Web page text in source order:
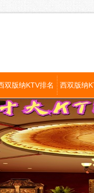
双版纳KTV排名 西双版纳